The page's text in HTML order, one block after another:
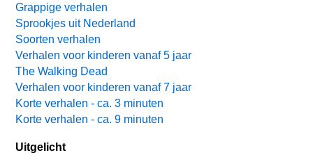
Grappige verhalen
Sprookjes uit Nederland
Soorten verhalen
Verhalen voor kinderen vanaf 5 jaar
The Walking Dead
Verhalen voor kinderen vanaf 7 jaar
Korte verhalen - ca. 3 minuten
Korte verhalen - ca. 9 minuten
Uitgelicht